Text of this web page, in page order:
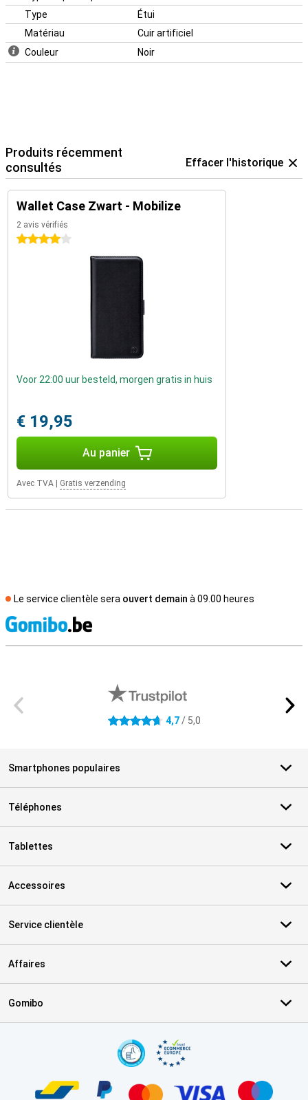
Type
Étui
Matériau
Cuir artificiel
Couleur
Noir
Produits récemment
consultés
Effacer l'historique
Wallet Case Zwart - Mobilize
2 avis vérifiés
4 étoiles
Voor 22:00 uur besteld, morgen gratis in huis
€ 19,95
Au panier
Avec TVA Gratis verzending
Le service clientèle sera ouvert demain à 09.00 heures
4.7 étoiles 4,7/ 5,0
Smartphones populaires
Téléphones
Tablettes
Accessoires
Service clientèle
Affaires
Gomibo